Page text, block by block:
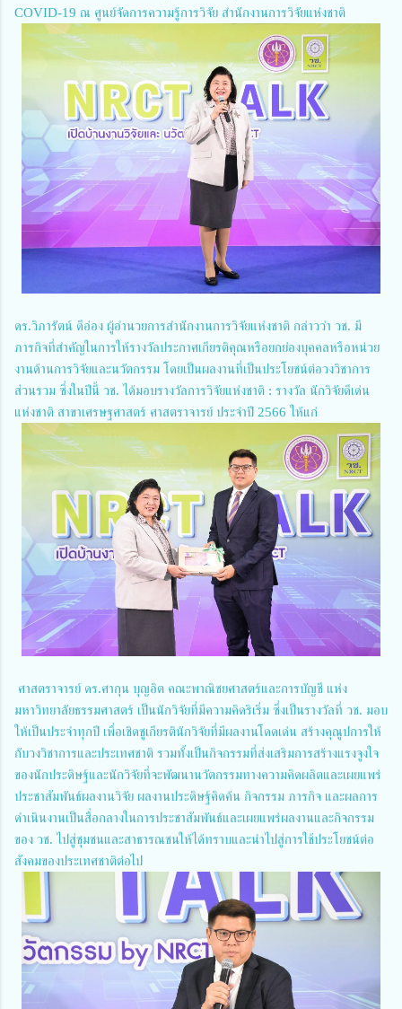
COVID-19 ณ ศูนย์จัดการความรู้การวิจัย สำนักงานการวิจัยแห่งชาติ
ดร.วิภารัตน์ ดีอ่อง ผู้อำนวยการสำนักงานการวิจัยแห่งชาติ กล่าวว่า วช. มี
ภารกิจที่สำคัญในการให้รางวัลประกาศเกียรติคุณหรือยกย่องบุคคลหรือหน่วย
งานด้านการวิจัยและนวัตกรรม โดยเป็นผลงานที่เป็นประโยชน์ต่อวงวิชาการ
ส่วนรวม ซึ่งในปีนี้ วช. ได้มอบรางวัลการวิจัยแห่งชาติ : รางวัล นักวิจัยดีเด่น
แห่งชาติ สาขาเศรษฐศาสตร์ ศาสตราจารย์ ประจำปี 2566 ให้แก่
ศาสตราจารย์ ดร.ศากุน บุญอิต คณะพาณิชยศาสตร์และการบัญชี แห่ง
มหาวิทยาลัยธรรมศาสตร์ เป็นนักวิจัยที่มีความคิดริเริ่ม ซึ่งเป็นรางวัลที่ วช. มอบ
ให้เป็นประจำทุกปี เพื่อเชิดชูเกียรตินักวิจัยที่มีผลงานโดดเด่น สร้างคุณูปการให้
กับวงวิชาการและประเทศชาติ รวมทั้งเป็นกิจกรรมที่ส่งเสริมการสร้างแรงจูงใจ
ของนักประดิษฐ์และนักวิจัยที่จะพัฒนานวัตกรรมทางความคิดผลิตและเผยแพร่
ประชาสัมพันธ์ผลงานวิจัย ผลงานประดิษฐ์คิดค้น กิจกรรม ภารกิจ และผลการ
ดำเนินงานเป็นสื่อกลางในการประชาสัมพันธ์และเผยแพร่ผลงานและกิจกรรม
ของ วช. ไปสู่ชุมชนและสาธารณชนให้ได้ทราบและนำไปสู่การใช้ประโยชน์ต่อ
สังคมของประเทศชาติต่อไป